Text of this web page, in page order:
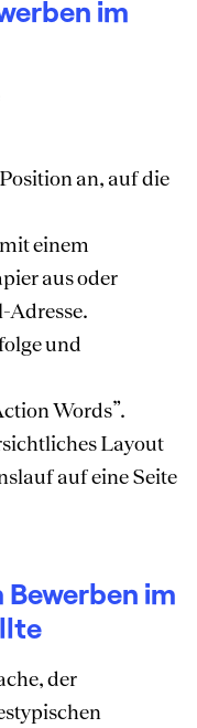
im
an, auf die
einem
aus oder
Adresse.
und
Words”.
Layout
auf eine Seite
Bewerben im
der